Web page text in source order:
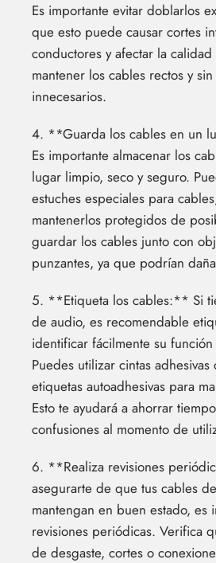
Es importante evitar doblarlos
que esto puede causar cortes
conductores y afectar la
mantener los cables rectos y
innecesarios.
4. **Guarda los cables en un
Es importante almacenar los
lugar limpio, seco y seguro.
estuches especiales para
mantenerlos protegidos de
guardar los cables junto con
punzantes, ya que podrían
5. **Etiqueta los cables:** Si
de audio, es recomendable
identificar fácilmente su
Puedes utilizar cintas
etiquetas autoadhesivas para
Esto te ayudará a ahorrar
confusiones al momento de
6. **Realiza revisiones
asegurarte de que tus cables
mantengan en buen estado, es
revisiones periódicas. Verifica
de desgaste, cortes o